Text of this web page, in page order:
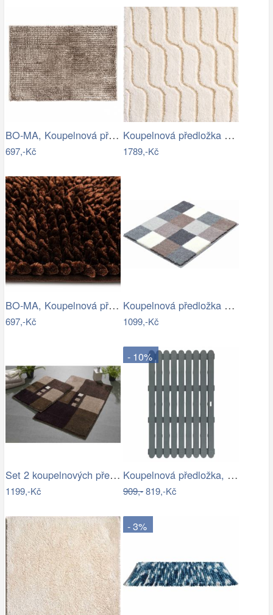
BO-MA, Koupelnová předložka Ella micro…
697,-Kč
Koupelnová předložka VOGUE
1789,-Kč
BO-MA, Koupelnová předložka Ella micro…
697,-Kč
Koupelnová předložka BONA
1099,-Kč
Set 2 koupelnových předložek MERKUR
1199,-Kč
- 10%
Koupelnová předložka, 50 x 80 cm, šedá,…
909,-819,-Kč
- 3%